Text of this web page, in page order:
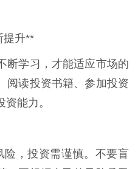
提升**
断学习，才能适应市场的
阅读投资书籍、参加投资
能力。
，投资需谨慎。不要盲